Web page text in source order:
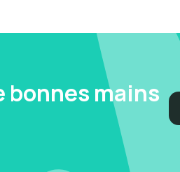
mains